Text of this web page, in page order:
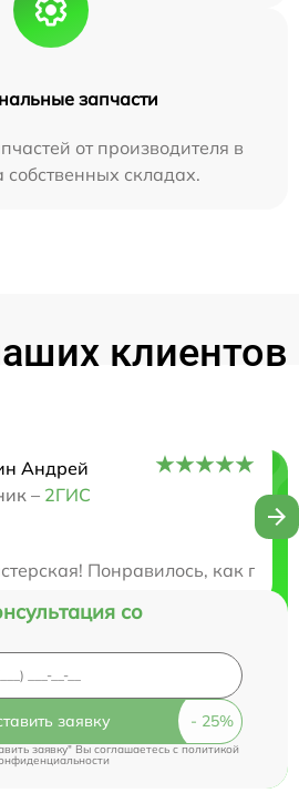
запчасти
от производителя в
складах.
клиентов
Андрей
– 2ГИС
Понравилось, как
со
заявку
заявку" Вы соглашаетесь cполитикой